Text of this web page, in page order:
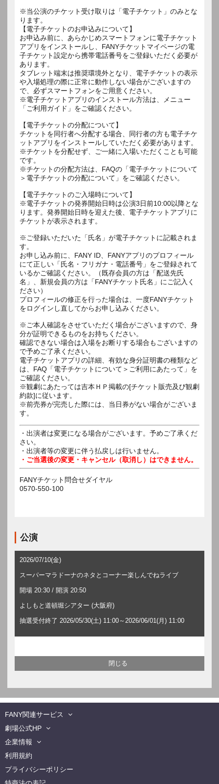
※当公演のチケット受け取りは「電子チケット」のみとな
ります。
【電子チケットのお申込みについて】
お申込み前に、あらかじめスマートフォンに電子チケット
アプリをインストールし、FANYチケットマイページの電
子チケット設定から携帯電話番号をご登録いただく必要が
あります。
タブレット端末は推奨環境外となり、電子チケットの表示
や入場処理の際に正常に動作しない場合がございますの
で、必ずスマートフォンをご用意ください。
※電子チケットアプリのインストール方法は、メニュー
「ご利用ガイド」をご確認ください。
【電子チケットの分配について】
チケットを同行者へ分配する場合、同行者の方も電子チケ
ットアプリをインストールしていただく必要があります。
※チケットを分配せず、ご一緒に入場いただくことも可能
です。
※チケットの分配方法は、FAQの「電子チケットについて
＞電子チケットの分配について」をご確認ください。
【電子チケットのご入場時について】
※電子チケットの発券開始日時は公演3日前10:00以降とな
ります。発券開始日時を迎えた後、電子チケットアプリに
チケットが表示されます。
※ご登録いただいた「氏名」が電子チケットに記載されま
す。
お申し込み前に、FANY ID、FANYアプリのプロフィール
にて正しい「氏名・フリガナ・電話番号」をご登録されて
いるかご確認ください。（既存会員の方は「配送先氏
名」、新規会員の方は「FANYチケット氏名」にご記入く
ださい）
プロフィールの修正を行った場合は、一度FANYチケット
をログインし直してからお申し込みください。
※ご本人確認をさせていただく場合がございますので、身
分が証明できるものをお持ちください。
確認できない場合は入場をお断りする場合もございますの
で予めご了承ください。
電子チケットアプリの詳細、有効な身分証明書の種類など
は、FAQ「電子チケットについて＞ご利用にあたって」を
ご確認ください。
※観劇にあたっては吉本ＨＰ掲載の[チケット販売及び観劇
約款]に従います。
※前売券が完売した際には、当日券がない場合がございま
す。
・出演者は変更になる場合がございます。予めご了承くだ
さい。
・出演者等の変更に伴う払戻しは行いません。
・ご当選後の変更・キャンセル（取消し）はできません。
FANYチケット問合せダイヤル
0570-550-100
公演
2026/07/10(金)
スーパーマラドーナのネタとコーナー楽しんでねライブ
開場 20:30 / 開演 20:50
よしもと道頓堀シアター (大阪府)
抽選受付終了 2026/05/30(土) 11:00～2026/06/01(月) 11:00
FANY関連サービス
劇場公式HP
企業情報
利用規約
プライバシーポリシー